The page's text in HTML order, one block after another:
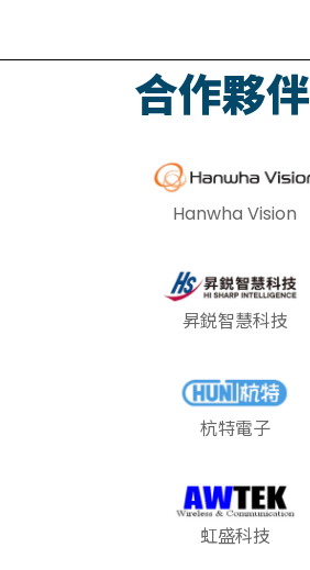
合作夥伴
Hanwha Vision
昇鋭智慧科技
杭特電子
虹盛科技